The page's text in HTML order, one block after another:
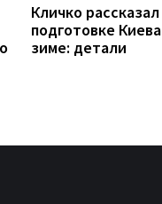
Кличко
подготовке
зиме: детали